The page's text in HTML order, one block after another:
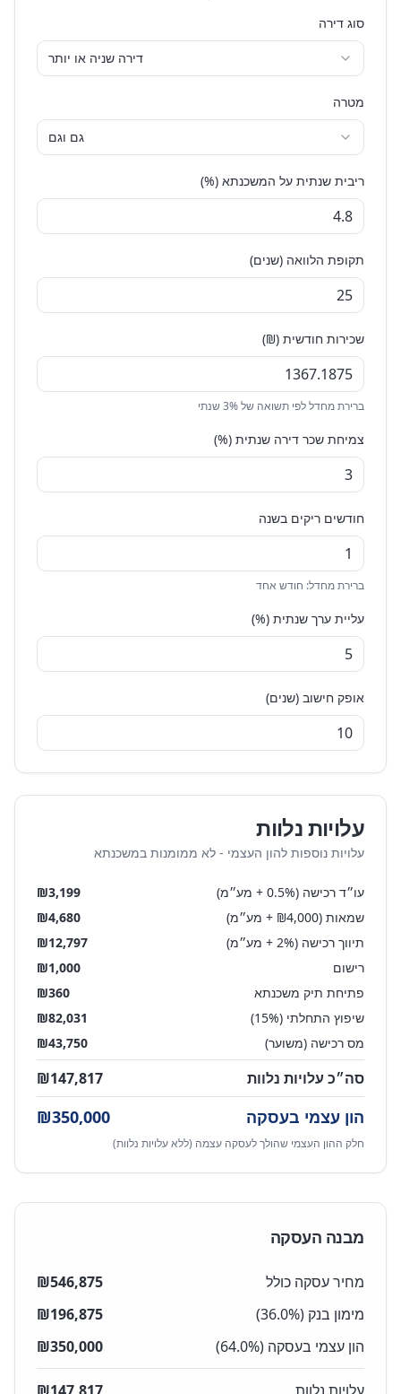
סוג דירה
דירה שניה או יותר
מטרה
גם וגם
ריבית שנתית על המשכנתא (%)
תקופת הלוואה (שנים)
שכירות חודשית (₪)
ברירת מחדל לפי תשואה של 3% שנתי
צמיחת שכר דירה שנתית (%)
חודשים ריקים בשנה
ברירת מחדל: חודש אחד
עליית ערך שנתית (%)
אופק חישוב (שנים)
עלויות נלוות
עלויות נוספות להון העצמי - לא ממומנות במשכנתא
עו״ד רכישה (0.5% + מע״מ) ₪3,199
שמאות (₪4,000 + מע״מ)
₪4,680
תיווך רכישה (2% + מע״מ)
₪12,797
רישום
₪1,000
פתיחת תיק משכנתא
₪360
שיפוץ התחלתי (15%)
₪82,031
מס רכישה (משוער)
₪43,750
סה״כ עלויות נלוות ₪147,817
הון עצמי בעסקה ₪350,000
חלק ההון העצמי שהולך לעסקה עצמה (ללא עלויות נלוות)
מבנה העסקה
מחיר עסקה כולל ₪546,875
מימון בנק ( 36.0%)
₪196,875
הון עצמי בעסקה ( 64.0%)
₪350,000